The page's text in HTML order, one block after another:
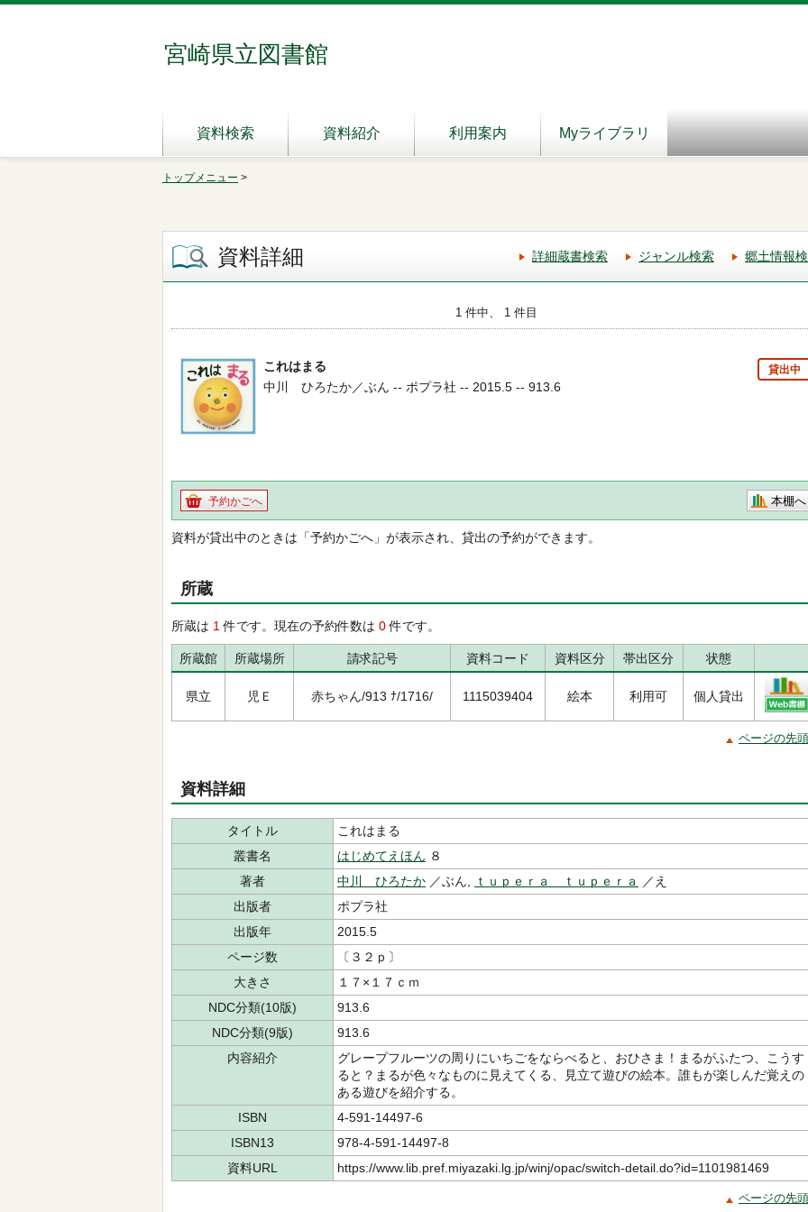
宮崎県立図書館
資料検索 資料紹介 利用案内 Myライブラリ
トップメニュー >
資料詳細 詳細蔵書検索 ジャンル検索 郷土情報
1 件中、 1 件目
これはまる 貸出中
中川 ひろたか／ぶん -- ポプラ社 -- 2015.5 -- 913.6
予約かごへ 本棚へ
資料が貸出中のときは「予約かごへ」が表示され、貸出の予約ができます。
所蔵
所蔵は 1 件です。現在の予約件数は 0件です。
所蔵館 所蔵場所 請求記号 資料コード 資料区分 帯出区分 状態
県立 児Ｅ 赤ちゃん/913 ﾅ/1716/ 1115039404 絵本 利用可 個人貸出
ページの先
資料詳細
タイトル
これはまる
叢書名
はじめてえほん ８
著者
中川 ひろたか ／ぶん, ｔｕｐｅｒａ ｔｕｐｅｒａ
／え
出版者
ポプラ社
出版年
2015.5
ページ数
〔３２ｐ〕
大きさ
１７×１７ｃｍ
NDC分類(10版)
913.6
NDC分類(9版)
913.6
内容紹介
グレープフルーツの周りにいちごをならべると、おひさま！まるがふたつ、こうす
ると？まるが色々なものに見えてくる、見立て遊びの絵本。誰もが楽しんだ覚えの
ある遊びを紹介する。
ISBN
4-591-14497-6
ISBN13
978-4-591-14497-8
資料URL
https://www.lib.pref.miyazaki.lg.jp/winj/opac/switch-detail.do?id=1101981469
ページの先